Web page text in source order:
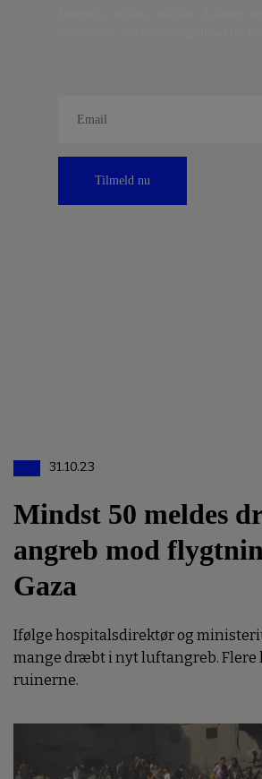
Tilmeld nu
31.10.23
Mindst 50 meldes
angreb mod
Gaza
Ifølge hospitalsdirektør og
mange dræbt i nyt luftangreb.
ruinerne.